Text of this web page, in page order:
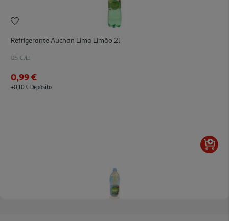
Refrigerante Auchan Lima Limão 2l
0.5 €/Lt
0,99 €
+0,10 € Depósito